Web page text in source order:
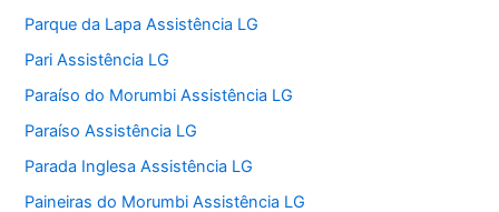
Parque da Lapa Assistência LG
Pari Assistência LG
Paraíso do Morumbi Assistência LG
Paraíso Assistência LG
Parada Inglesa Assistência LG
Paineiras do Morumbi Assistência LG